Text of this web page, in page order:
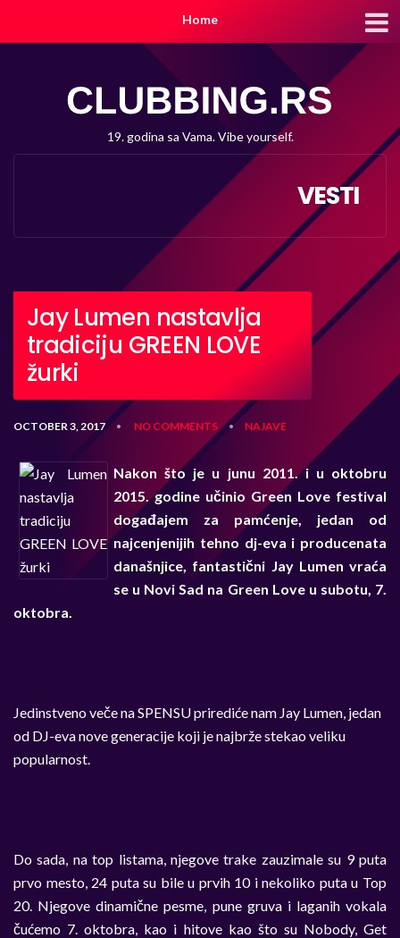
Home
19. godina sa Vama. Vibe yourself.
VESTI
Jay Lumen nastavlja
tradiciju GREEN LOVE
žurki
OCTOBER 3, 2017 • NO COMMENTS • NAJAVE
Nakon što je u junu 2011. i u oktobru
2015. godine učinio Green Love festival
događajem za pamćenje, jedan od
najcenjenijih tehno dj-eva i producenata
današnjice, fantastični Jay Lumen vraća
se u Novi Sad na Green Love u subotu, 7.
oktobra.
Jedinstveno veče na SPENSU prirediće nam Jay Lumen, jedan
od DJ-eva nove generacije koji je najbrže stekao veliku
popularnost.
Do sada, na top listama, njegove trake zauzimale su 9 puta
prvo mesto, 24 puta su bile u prvih 10 i nekoliko puta u Top
20. Njegove dinamične pesme, pune gruva i laganih vokala
čućemo 7. oktobra, kao i hitove kao što su Nobody, Get